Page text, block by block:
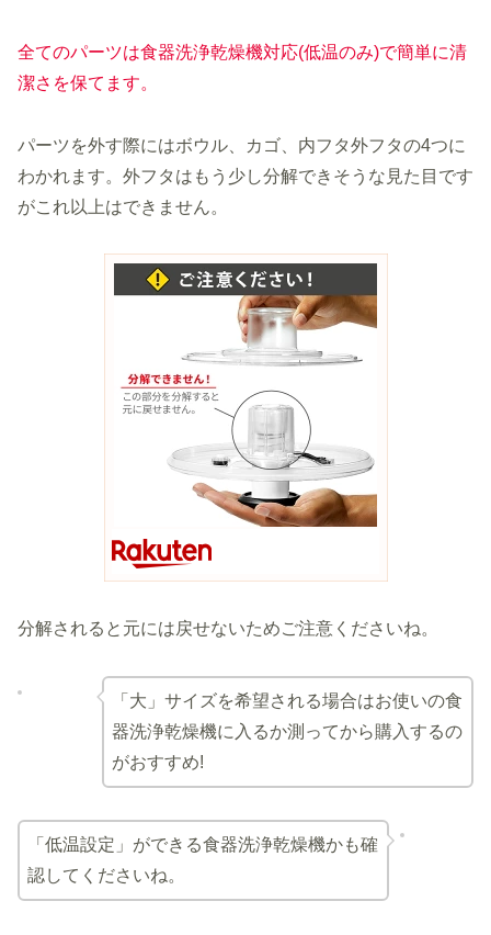
全てのパーツは食器洗浄乾燥機対応(低温のみ)で簡単に清
潔さを保てます。
パーツを外す際にはボウル、カゴ、内フタ外フタの4つに
わかれます。外フタはもう少し分解できそうな見た目です
がこれ以上はできません。
分解されると元には戻せないためご注意くださいね。
「大」サイズを希望される場合はお使いの食
器洗浄乾燥機に入るか測ってから購入するの
がおすすめ!
「低温設定」ができる食器洗浄乾燥機かも確
認してくださいね。